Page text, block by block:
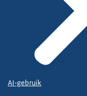
AI-gebruik